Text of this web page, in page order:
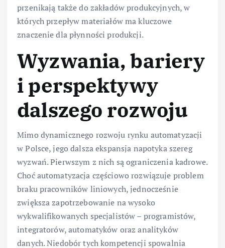
przenikają także do zakładów produkcyjnych, w
których przepływ materiałów ma kluczowe
znaczenie dla płynności produkcji.
Wyzwania, bariery
i perspektywy
dalszego rozwoju
Mimo dynamicznego rozwoju rynku automatyzacji
w Polsce, jego dalsza ekspansja napotyka szereg
wyzwań. Pierwszym z nich są ograniczenia kadrowe.
Choć automatyzacja częściowo rozwiązuje problem
braku pracowników liniowych, jednocześnie
zwiększa zapotrzebowanie na wysoko
wykwalifikowanych specjalistów – programistów,
integratorów, automatyków oraz analityków
danych. Niedobór tych kompetencji spowalnia